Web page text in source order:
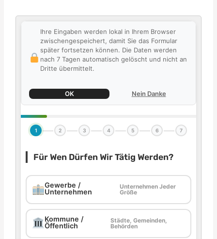
Ihre Eingaben werden lokal in Ihrem Browser
zwischengespeichert, damit Sie das Formular
später fortsetzen können. Die Daten werden
nach 7 Tagen automatisch gelöscht und nicht an
Dritte übermittelt.
OK Nein Danke
1 2 3 4 5 6 7
Für Wen Dürfen Wir Tätig Werden?
Gewerbe /
Unternehmen
Unternehmen Jeder
Größe
Kommune /
Öffentlich
Städte, Gemeinden,
Behörden